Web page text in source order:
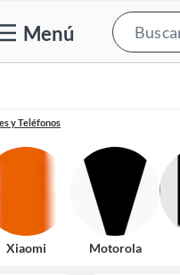
Menú
y Teléfonos
Xiaomi Motorola